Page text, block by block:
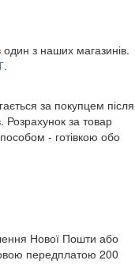
з наших магазинів.
.
за покупцем після
за товар
- готівкою обо
Нової Пошти або
передплатою 200